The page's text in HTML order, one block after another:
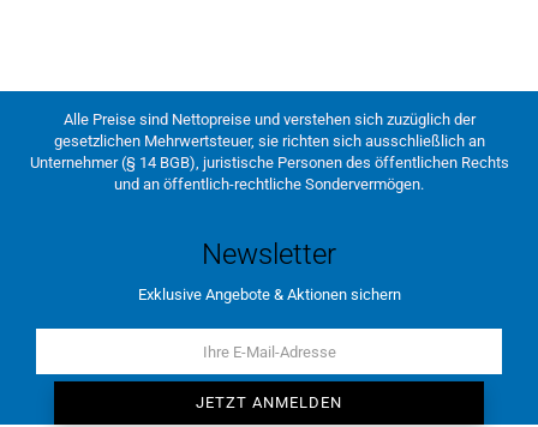
Alle Preise sind Nettopreise und verstehen sich zuzüglich der
gesetzlichen Mehrwertsteuer, sie richten sich ausschließlich an
Unternehmer (§ 14 BGB), juristische Personen des öffentlichen Rechts
und an öffentlich-rechtliche Sondervermögen.
Newsletter
Exklusive Angebote & Aktionen sichern